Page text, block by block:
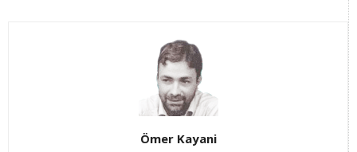
Ömer Kayani